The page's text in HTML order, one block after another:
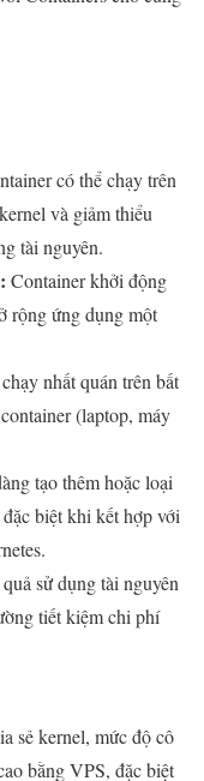
có thể chạy trên
và giảm thiểu
tài nguyên.
Container khởi động
rộng ứng dụng một
nhất quán trên bất
(laptop, máy
tạo thêm hoặc loại
biệt khi kết hợp với
sử dụng tài nguyên
tiết kiệm chi phí
sẻ kernel, mức độ cô
bằng VPS, đặc biệt